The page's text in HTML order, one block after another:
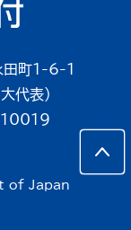
町1-6-1
表）
of Japan